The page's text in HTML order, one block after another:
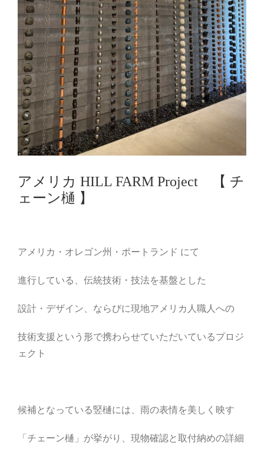
アメリカ HILL FARM Project 【 チ
ェーン樋 】
アメリカ・オレゴン州・ポートランド にて
進行している、 伝統技術・技法を基盤とした
設計・デザイン、ならびに現地アメリカ人職人への
技術支援という形で携わらせていただいているプロジ
ェクト
候補となっている竪樋には、雨の表情を美しく映す
「チェーン樋」が挙がり、現物確認と取付納めの詳細